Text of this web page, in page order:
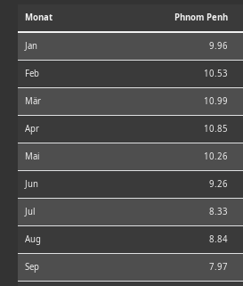
Monat Phnom Penh
Jan 9.96
Feb 10.53
Mär 10.99
Apr 10.85
Mai 10.26
Jun 9.26
Jul 8.33
Aug 8.84
Sep 7.97